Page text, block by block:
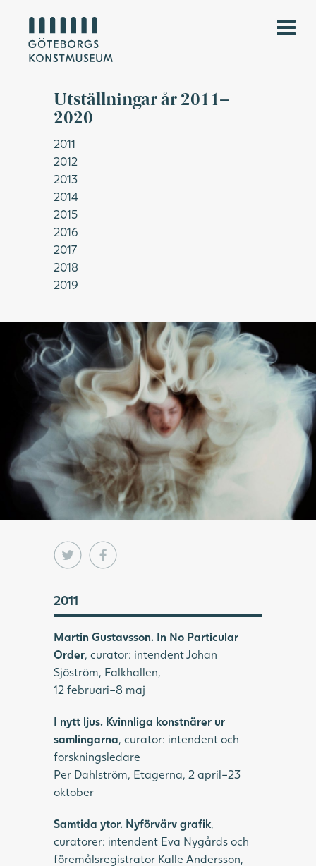
Utställningar år 2011–
2020
2011
2012
2013
2014
2015
2016
2017
2018
2019
Foto av kvinna i vit klänning som hänger upp och ner över
kameran. Tyllkjolen omringar henne.
2011
Martin Gustavsson. In No Particular
Order, curator: intendent Johan
Sjöström, Falkhallen,
12 februari–8 maj
I nytt ljus. Kvinnliga konstnärer ur
samlingarna, curator: intendent och
forskningsledare
Per Dahlström, Etagerna, 2 april–23
oktober
Samtida ytor. Nyförvärv grafik,
curatorer: intendent Eva Nygårds och
föremålsregistrator Kalle Andersson,